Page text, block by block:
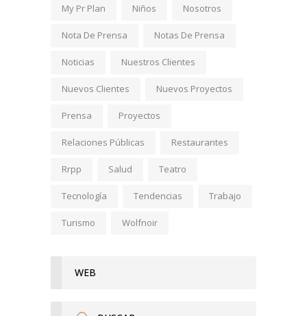
My Pr Plan Niños Nosotros
Nota De Prensa Notas De Prensa
Noticias Nuestros Clientes
Nuevos Clientes Nuevos Proyectos
Prensa Proyectos
Relaciones Públicas Restaurantes
Rrpp Salud Teatro
Tecnología Tendencias Trabajo
Turismo Wolfnoir
WEB